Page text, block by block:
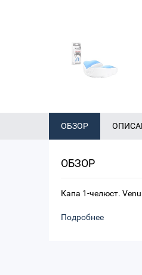
ОБЗОР
ОБЗОР
Капа 1-челюст.
Подробнее